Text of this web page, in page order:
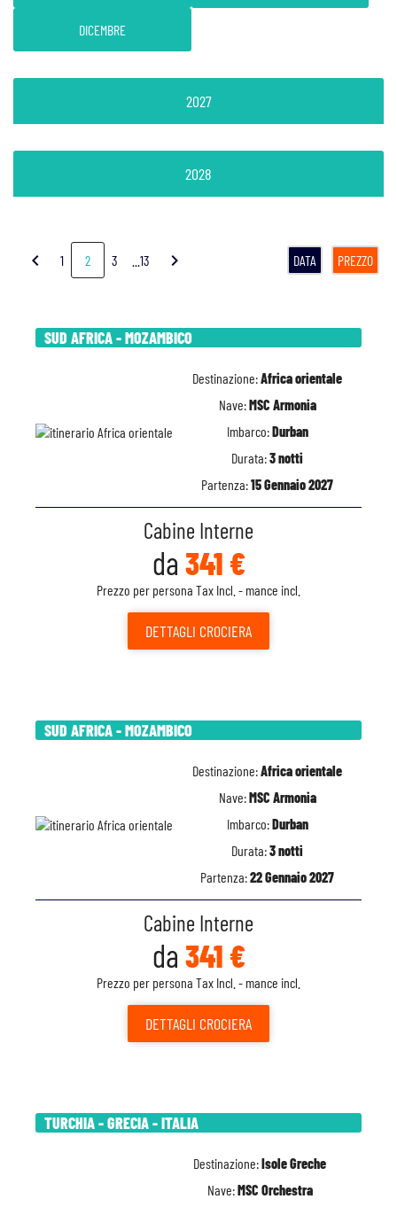
chevron_left 1 2 3 ...13 chevron_right DATA PREZZO
SUD AFRICA - MOZAMBICO
Destinazione:Africa orientale
Nave:MSC Armonia
Imbarco:Durban
Durata:3 notti
Partenza:15 Gennaio 2027
Cabine Interne
da 341 €
Prezzo per persona Tax Incl. - mance incl.
DETTAGLI CROCIERA
SUD AFRICA - MOZAMBICO
Destinazione:Africa orientale
Nave:MSC Armonia
Imbarco:Durban
Durata:3 notti
Partenza:22 Gennaio 2027
Cabine Interne
da 341 €
Prezzo per persona Tax Incl. - mance incl.
DETTAGLI CROCIERA
TURCHIA - GRECIA - ITALIA
Destinazione:Isole Greche
Nave:MSC Orchestra
DICEMBRE
2027
2028